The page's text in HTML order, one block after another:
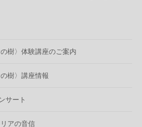
樹〉体験講座のご案内
樹〉講座情報
サート
アの音信